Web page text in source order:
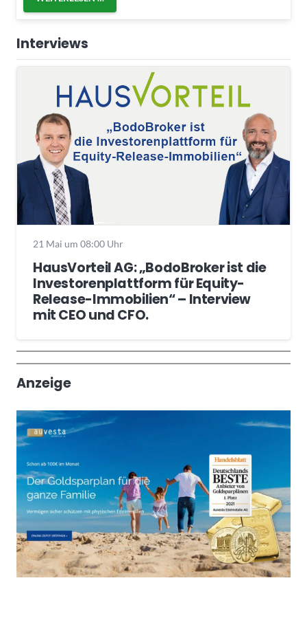
Interviews
21 Mai um 08:00 Uhr
HausVorteil AG: „BodoBroker ist die
Investorenplattform für Equity-
Release-Immobilien“ – Interview
mit CEO und CFO.
Wochenrückblick
Trendthemen
Anzeige